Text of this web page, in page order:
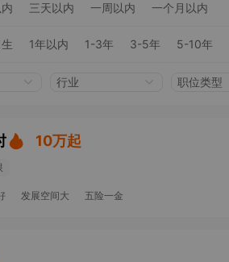
三天以内 一周以内 一个月以内
1年以内 1-3年 3-5年 5-10年
行业 职位类型
10万起
发展空间大 五险一金